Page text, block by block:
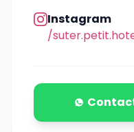
Instagram
/